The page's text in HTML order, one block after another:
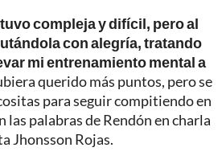
compleja y difícil, pero al
con alegría, tratando
mi entrenamiento mental a
querido más puntos, pero se
para seguir compitiendo en
las palabras de Rendón en charla
Jhonsson Rojas.